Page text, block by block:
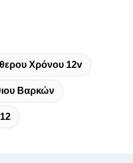
Χρόνου 12v
Βαρκών